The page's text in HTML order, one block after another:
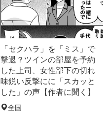
「セクハラ」を「ミス」で
撃退？ツインの部屋を予約
した上司、女性部下の切れ
味鋭い反撃にに「スカッと
した」の声【作者に聞く】
全国